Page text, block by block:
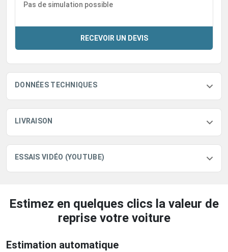
Pas de simulation possible
RECEVOIR UN DEVIS
DONNÉES TECHNIQUES
LIVRAISON
ESSAIS VIDÉO (YOUTUBE)
Estimez en quelques clics la valeur de
reprise votre voiture
Estimation automatique